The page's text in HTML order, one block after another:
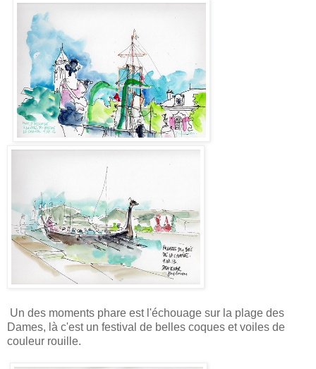
Un des moments phare est l'échouage sur la plage des
Dames, là c'est un festival de belles coques et voiles de
couleur rouille.